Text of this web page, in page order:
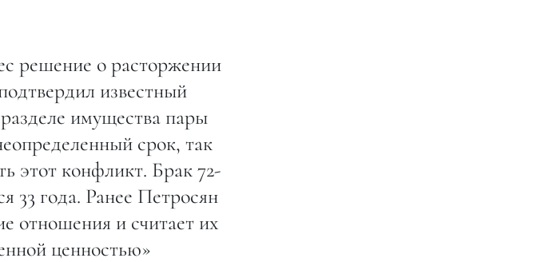
решение о расторжении
известный
имущества пары
срок, так
этот конфликт. Брак 72-
33 года. Ранее Петросян
отношения и считает их
ценностью»